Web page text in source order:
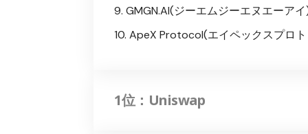
GMGN.AI(ジーエムジーエヌエーア
ApeX Protocol(エイペックスプロ
1位：Uniswap